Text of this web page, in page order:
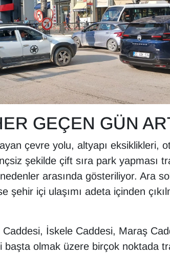
GEÇEN GÜN
çevre yolu, altyapı eksiklikleri,
şekilde çift sıra park yapması
arasında gösteriliyor. Ara
şehir içi ulaşımı adeta içinden
İskele Caddesi, Maraş
başta olmak üzere birçok noktada